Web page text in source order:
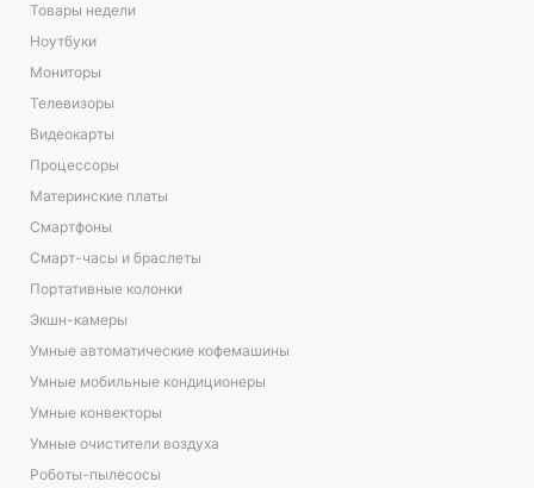
Товары недели
Ноутбуки
Мониторы
Телевизоры
Видеокарты
Процессоры
Материнские платы
Смартфоны
Смарт-часы и браслеты
Портативные колонки
Экшн-камеры
Умные автоматические кофемашины
Умные мобильные кондиционеры
Умные конвекторы
Умные очистители воздуха
Роботы-пылесосы